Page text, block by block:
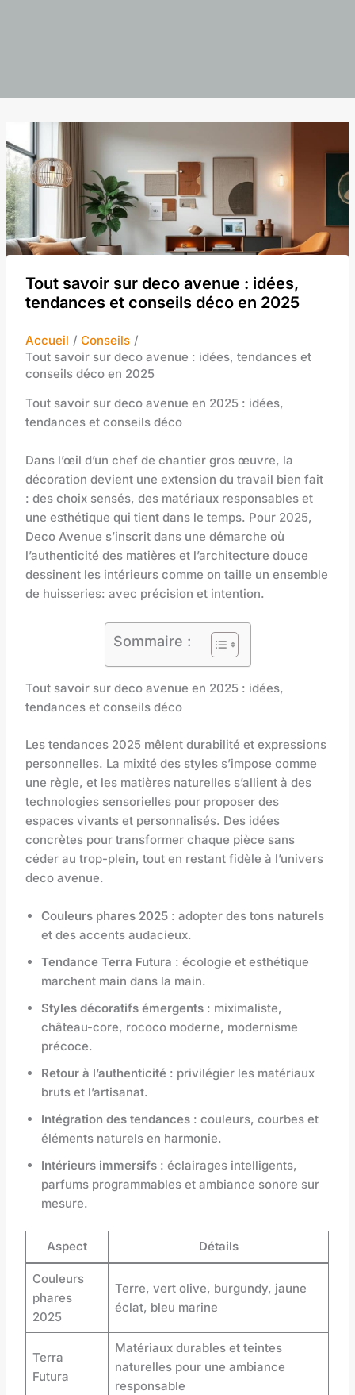
Tout savoir sur deco avenue : idées,
tendances et conseils déco en 2025
Accueil
Conseils
Tout savoir sur deco avenue : idées, tendances et
conseils déco en 2025
Tout savoir sur deco avenue en 2025 : idées,
tendances et conseils déco
Dans l’œil d’un chef de chantier gros œuvre, la
décoration devient une extension du travail bien fait
: des choix sensés, des matériaux responsables et
une esthétique qui tient dans le temps. Pour 2025,
Deco Avenue s’inscrit dans une démarche où
l’authenticité des matières et l’architecture douce
dessinent les intérieurs comme on taille un ensemble
de huisseries: avec précision et intention.
Sommaire :
Tout savoir sur deco avenue en 2025 : idées,
tendances et conseils déco
Les tendances 2025 mêlent durabilité et expressions
personnelles. La mixité des styles s’impose comme
une règle, et les matières naturelles s’allient à des
technologies sensorielles pour proposer des
espaces vivants et personnalisés. Des idées
concrètes pour transformer chaque pièce sans
céder au trop-plein, tout en restant fidèle à l’univers
deco avenue.
Couleurs phares 2025 : adopter des tons naturels
et des accents audacieux.
Tendance Terra Futura : écologie et esthétique
marchent main dans la main.
Styles décoratifs émergents : miximaliste,
château-core, rococo moderne, modernisme
précoce.
Retour à l’authenticité : privilégier les matériaux
bruts et l’artisanat.
Intégration des tendances : couleurs, courbes et
éléments naturels en harmonie.
Intérieurs immersifs : éclairages intelligents,
parfums programmables et ambiance sonore sur
mesure.
Aspect Détails
Couleurs
phares
2025
Terre, vert olive, burgundy, jaune
éclat, bleu marine
Terra
Futura
Matériaux durables et teintes
naturelles pour une ambiance
responsable